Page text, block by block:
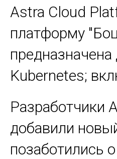
Astra Cloud
платформу
Kubernetes;
Разработчики
добавили
позаботились